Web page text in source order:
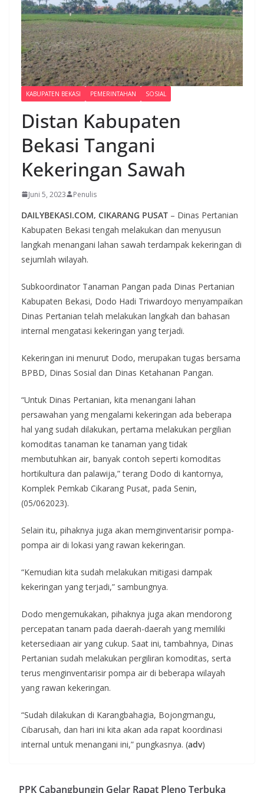
KABUPATEN BEKASI PEMERINTAHAN SOSIAL
Distan Kabupaten
Bekasi Tangani
Kekeringan Sawah
Juni 5, 2023 Penulis
DAILYBEKASI.COM, CIKARANG PUSAT – Dinas Pertanian
Kabupaten Bekasi tengah melakukan dan menyusun
langkah menangani lahan sawah terdampak kekeringan di
sejumlah wilayah.
Subkoordinator Tanaman Pangan pada Dinas Pertanian
Kabupaten Bekasi, Dodo Hadi Triwardoyo menyampaikan
Dinas Pertanian telah melakukan langkah dan bahasan
internal mengatasi kekeringan yang terjadi.
Kekeringan ini menurut Dodo, merupakan tugas bersama
BPBD, Dinas Sosial dan Dinas Ketahanan Pangan.
“Untuk Dinas Pertanian, kita menangani lahan
persawahan yang mengalami kekeringan ada beberapa
hal yang sudah dilakukan, pertama melakukan pergilian
komoditas tanaman ke tanaman yang tidak
membutuhkan air, banyak contoh seperti komoditas
hortikultura dan palawija,” terang Dodo di kantornya,
Komplek Pemkab Cikarang Pusat, pada Senin,
(05/062023).
Selain itu, pihaknya juga akan memginventarisir pompa-
pompa air di lokasi yang rawan kekeringan.
“Kemudian kita sudah melakukan mitigasi dampak
kekeringan yang terjadi,” sambungnya.
Dodo mengemukakan, pihaknya juga akan mendorong
percepatan tanam pada daerah-daerah yang memiliki
ketersediaan air yang cukup. Saat ini, tambahnya, Dinas
Pertanian sudah melakukan pergiliran komoditas, serta
terus menginventarisir pompa air di beberapa wilayah
yang rawan kekeringan.
“Sudah dilakukan di Karangbahagia, Bojongmangu,
Cibarusah, dan hari ini kita akan ada rapat koordinasi
internal untuk menangani ini,” pungkasnya. (adv)
PPK Cabangbungin Gelar Rapat Pleno Terbuka